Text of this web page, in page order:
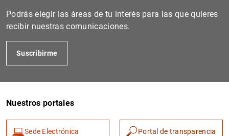
Podrás elegir las áreas de tu interés para las que quieres
recibir nuestras comunicaciones.
Suscribirme
Nuestros portales
Sede Electrónica Portal de transparencia